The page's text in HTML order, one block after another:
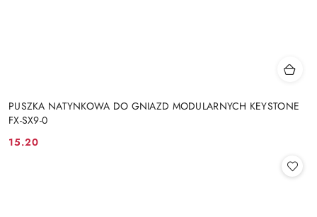
PUSZKA NATYNKOWA DO GNIAZD MODULARNYCH KEYSTONE
FX-SX9-0
Cena:
15.20